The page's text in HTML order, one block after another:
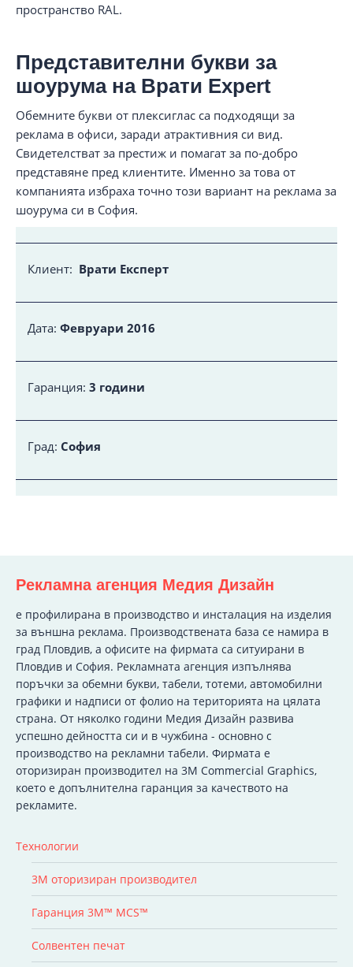
пространство RAL.
Представителни букви за
шоурума на Врати Expert
Обемните букви от плексиглас са подходящи за
реклама в офиси, заради атрактивния си вид.
Свидетелстват за престиж и помагат за по-добро
представяне пред клиентите. Именно за това от
компанията избраха точно този вариант на реклама за
шоурума си в София.
Клиент: Врати Експерт
Дата: Февруари 2016
Гаранция: 3 години
Град: София
Рекламна агенция Медия Дизайн
e профилирана в производство и инсталация на изделия
за външна реклама. Производствената база се намира в
град Пловдив, а офисите на фирмата са ситуирани в
Пловдив и София. Рекламната агенция изпълнява
поръчки за обемни букви, табели, тотеми, автомобилни
графики и надписи от фолио на територията на цялата
страна. От няколко години Медия Дизайн развива
успешно дейността си и в чужбина - основно с
производство на рекламни табели. Фирмата е
оторизиран производител на 3M Commercial Graphics,
което е допълнителна гаранция за качеството на
рекламите.
Технологии
3M оторизиран производител
Гаранция 3M™ MCS™
Солвентен печат